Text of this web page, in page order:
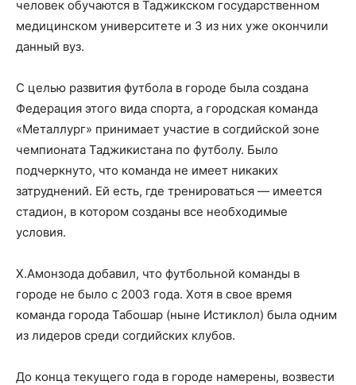
человек обучаются в Таджикском государственном
медицинском университете и 3 из них уже окончили
данный вуз.
С целью развития футбола в городе была создана
Федерация этого вида спорта, а городская команда
«Металлург» принимает участие в согдийской зоне
чемпионата Таджикистана по футболу. Было
подчеркнуто, что команда не имеет никаких
затруднений. Ей есть, где тренироваться — имеется
стадион, в котором созданы все необходимые
условия.
Х.Амонзода добавил, что футбольной команды в
городе не было с 2003 года. Хотя в свое время
команда города Табошар (ныне Истиклол) была одним
из лидеров среди согдийских клубов.
До конца текущего года в городе намерены, возвести